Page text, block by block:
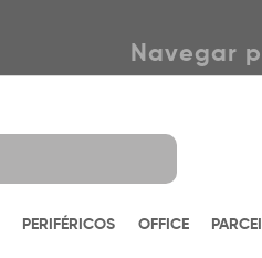
Navegar
PERIFÉRICOS OFFICE